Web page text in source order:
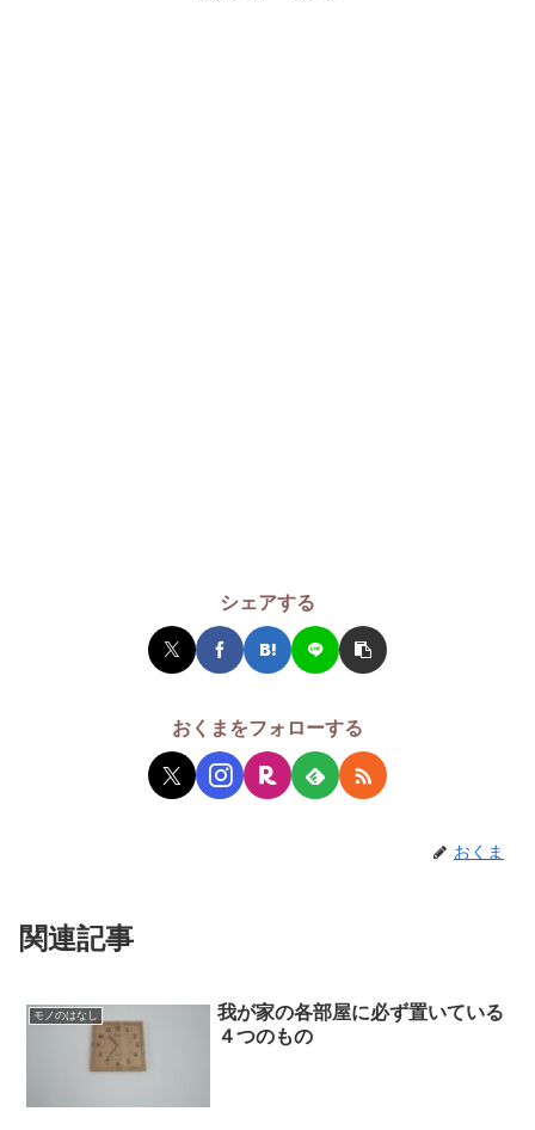
シェアする
おくまをフォローする
おくま
関連記事
モノのはなし
我が家の各部屋に必ず置いている
４つのもの